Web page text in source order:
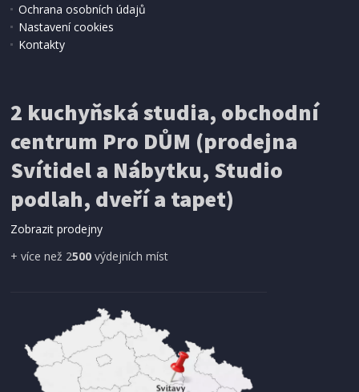
199 Kč Přidat do košíku
SÍŤ PROTI HMYZU
ProGarden KO-CY5910600 Síť proti hmyzu do
dveří magnetická 210 x 100 cm
Ochrana osobních údajů
Nastavení cookies
Kontakty
2 kuchyňská studia, obchodní
centrum Pro DŮM (prodejna
Svítidel a Nábytku, Studio
podlah, dveří a tapet)
Zobrazit prodejny
+ více než 2500 výdejních míst